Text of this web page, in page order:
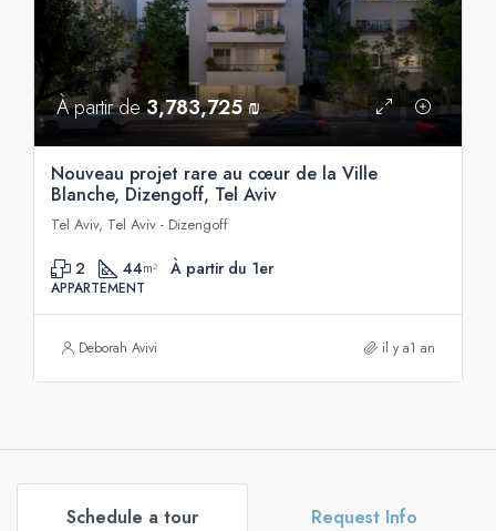
À partir de3,783,725 ₪
Nouveau projet rare au cœur de la Ville
Blanche, Dizengoff, Tel Aviv
Tel Aviv, Tel Aviv - Dizengoff
2 44m² À partir du 1er
APPARTEMENT
Deborah Avivi il y a1 an
Schedule a tour Request Info